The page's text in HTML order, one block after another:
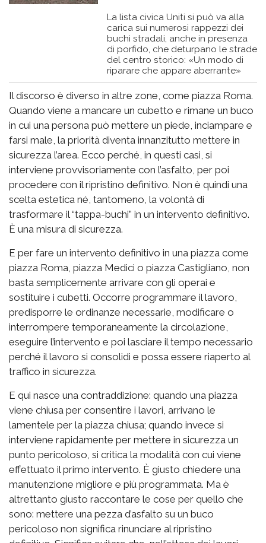
La lista civica Uniti si può va alla
carica sui numerosi rappezzi dei
buchi stradali, anche in presenza
di porfido, che deturpano le strade
del centro storico: «Un modo di
riparare che appare aberrante»
Il discorso è diverso in altre zone, come piazza Roma.
Quando viene a mancare un cubetto e rimane un buco
in cui una persona può mettere un piede, inciampare e
farsi male, la priorità diventa innanzitutto mettere in
sicurezza l’area. Ecco perché, in questi casi, si
interviene provvisoriamente con l’asfalto, per poi
procedere con il ripristino definitivo. Non è quindi una
scelta estetica né, tantomeno, la volontà di
trasformare il “tappa-buchi” in un intervento definitivo.
È una misura di sicurezza.
E per fare un intervento definitivo in una piazza come
piazza Roma, piazza Medici o piazza Castigliano, non
basta semplicemente arrivare con gli operai e
sostituire i cubetti. Occorre programmare il lavoro,
predisporre le ordinanze necessarie, modificare o
interrompere temporaneamente la circolazione,
eseguire l’intervento e poi lasciare il tempo necessario
perché il lavoro si consolidi e possa essere riaperto al
traffico in sicurezza.
E qui nasce una contraddizione: quando una piazza
viene chiusa per consentire i lavori, arrivano le
lamentele per la piazza chiusa; quando invece si
interviene rapidamente per mettere in sicurezza un
punto pericoloso, si critica la modalità con cui viene
effettuato il primo intervento. È giusto chiedere una
manutenzione migliore e più programmata. Ma è
altrettanto giusto raccontare le cose per quello che
sono: mettere una pezza d’asfalto su un buco
pericoloso non significa rinunciare al ripristino